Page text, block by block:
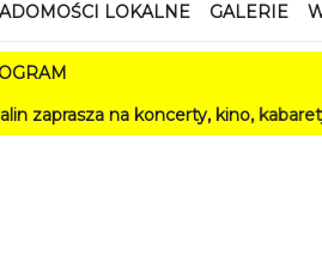
LOKALNE GALERIE
na koncerty, kino, kabarety i festiwale